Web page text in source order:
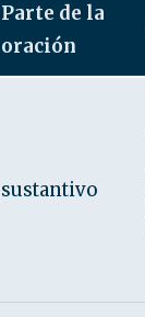
Parte de la
oración
sustantivo